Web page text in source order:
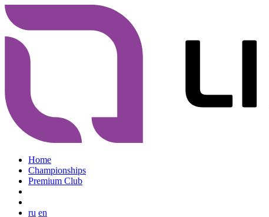
Home
Championships
Premium Club
ru en